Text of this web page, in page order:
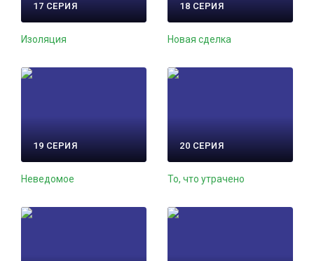
17 СЕРИЯ
Изоляция
18 СЕРИЯ
Новая сделка
19 СЕРИЯ
Неведомое
20 СЕРИЯ
То, что утрачено